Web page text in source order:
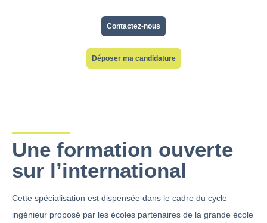
Contactez-nous
Déposer ma candidature
Une formation ouverte
sur l’international
Cette spécialisation est dispensée dans le cadre du cycle
ingénieur proposé par les écoles partenaires de la grande école